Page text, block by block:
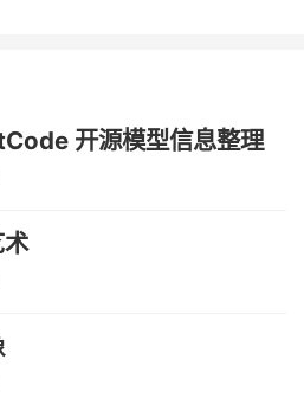
开源模型信息整理